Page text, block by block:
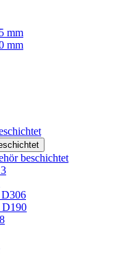
mm
mm
beschichtet
D190